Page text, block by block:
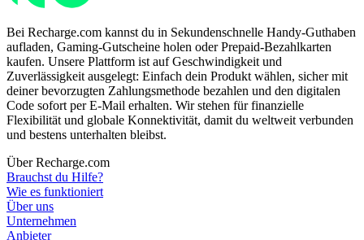
Bei Recharge.com kannst du in Sekundenschnelle Handy-Guthaben
aufladen, Gaming-Gutscheine holen oder Prepaid-Bezahlkarten
kaufen. Unsere Plattform ist auf Geschwindigkeit und
Zuverlässigkeit ausgelegt: Einfach dein Produkt wählen, sicher mit
deiner bevorzugten Zahlungsmethode bezahlen und den digitalen
Code sofort per E-Mail erhalten. Wir stehen für finanzielle
Flexibilität und globale Konnektivität, damit du weltweit verbunden
und bestens unterhalten bleibst.
Über Recharge.com
Brauchst du Hilfe?
Wie es funktioniert
Über uns
Unternehmen
Anbieter